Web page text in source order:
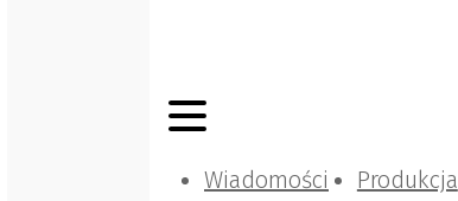
Wiadomości Produkcja